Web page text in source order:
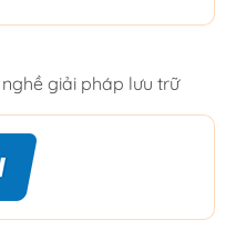
giải pháp lưu trữ